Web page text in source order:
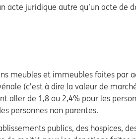
acte juridique autre qu’un acte
meubles et immeubles faites par
(c’est à dire la valeur de
de 1,8 ou 2,4% pour les
personnes non parentes.
publics, des hospices,